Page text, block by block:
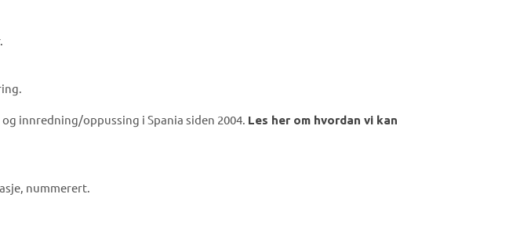
innredning/oppussing i Spania siden 2004. Les her om hvordan vi kan
nummerert.